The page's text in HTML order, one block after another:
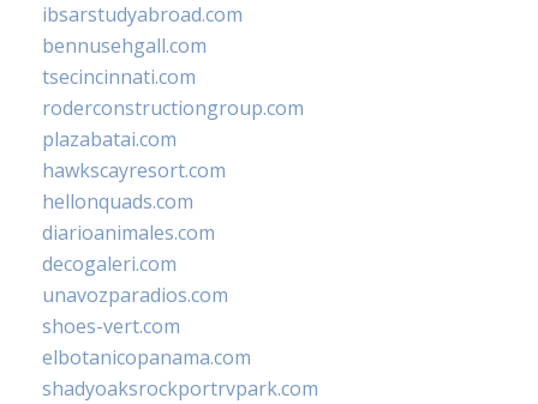
ibsarstudyabroad.com
bennusehgall.com
tsecincinnati.com
roderconstructiongroup.com
plazabatai.com
hawkscayresort.com
hellonquads.com
diarioanimales.com
decogaleri.com
unavozparadios.com
shoes-vert.com
elbotanicopanama.com
shadyoaksrockportrvpark.com